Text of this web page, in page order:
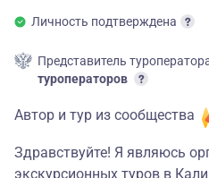
Личность подтверждена
Представитель
туроператоров
Автор и тур из сообщества
Здравствуйте! Я являюсь
экскурсионных туров в